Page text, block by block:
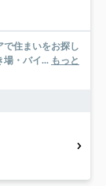
で住まいをお探し
場・バイ... もっと